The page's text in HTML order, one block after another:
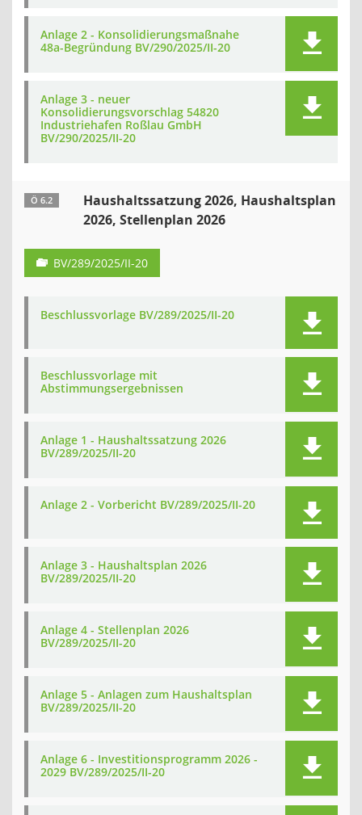
Anlage 2 - Konsolidierungsmaßnahe
48a-Begründung BV/290/2025/II-20
Anlage 3 - neuer
Konsolidierungsvorschlag 54820
Industriehafen Roßlau GmbH
BV/290/2025/II-20
Ö 6.2
Haushaltssatzung 2026, Haushaltsplan
2026, Stellenplan 2026
BV/289/2025/II-20
Beschlussvorlage BV/289/2025/II-20
Beschlussvorlage mit
Abstimmungsergebnissen
Anlage 1 - Haushaltssatzung 2026
BV/289/2025/II-20
Anlage 2 - Vorbericht BV/289/2025/II-20
Anlage 3 - Haushaltsplan 2026
BV/289/2025/II-20
Anlage 4 - Stellenplan 2026
BV/289/2025/II-20
Anlage 5 - Anlagen zum Haushaltsplan
BV/289/2025/II-20
Anlage 6 - Investitionsprogramm 2026 -
2029 BV/289/2025/II-20